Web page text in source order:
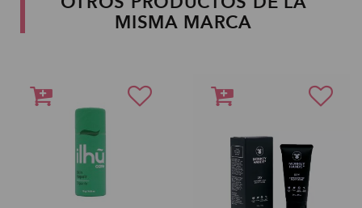
MISMA MARCA